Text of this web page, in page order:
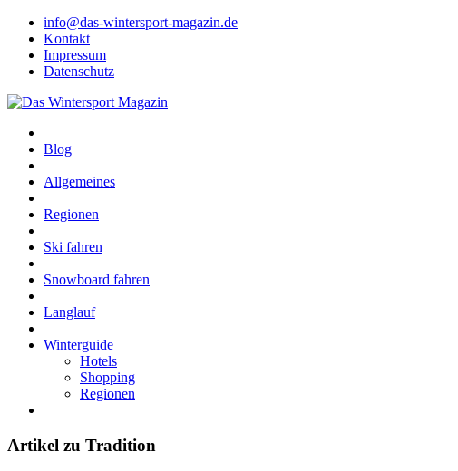
info@das-wintersport-magazin.de
Kontakt
Impressum
Datenschutz
Blog
Allgemeines
Regionen
Ski fahren
Snowboard fahren
Langlauf
Winterguide
Hotels
Shopping
Regionen
Artikel zu Tradition